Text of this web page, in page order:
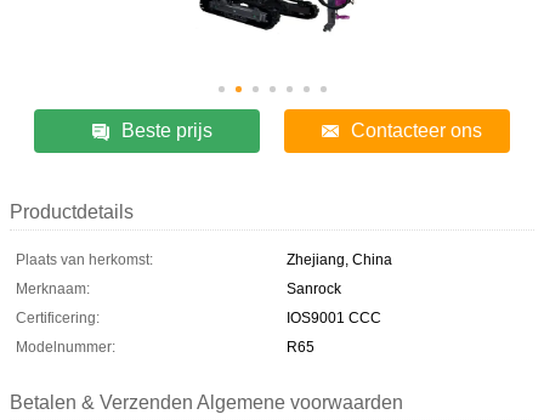
Beste prijs Contacteer ons
Productdetails
Plaats van herkomst:
Zhejiang, China
Merknaam:
Sanrock
Certificering:
IOS9001 CCC
Modelnummer:
R65
Betalen & Verzenden Algemene voorwaarden